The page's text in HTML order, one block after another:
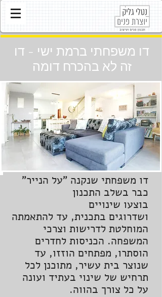
דו משפחתי ברמת ישי - דו
זה לא בהכרח דומה
דו משפחתי שנקנה "על הנייר"
כבר בשלב התכנון
בוצעו שינויים
ושדרוגים בתכנית, עד להתאמתה
המוחלטת לדרישות וצרכי
המשפחה. הכניסות לחדרים
הוסתרו, מפתחים הוזזו, עד
שנוצר בית עשיר, מתוכנן לכל
תרחיש של שינוי בעתיד ועונה
על כל צורך בהווה.